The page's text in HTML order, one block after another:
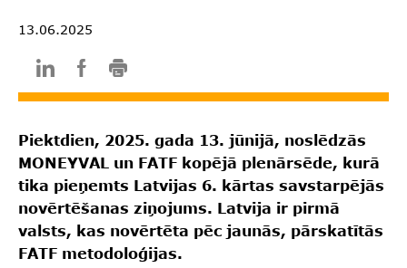
13.06.2025
Piektdien, 2025. gada 13. jūnijā, noslēdzās
MONEYVAL un FATF kopējā plenārsēde, kurā
tika pieņemts Latvijas 6. kārtas savstarpējās
novērtēšanas ziņojums. Latvija ir pirmā
valsts, kas novērtēta pēc jaunās, pārskatītās
FATF metodoloģijas.